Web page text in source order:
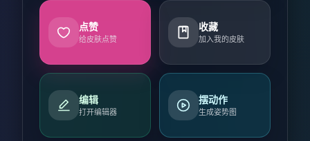
点赞
给皮肤点赞
收藏
加入我的皮肤
编辑
打开编辑器
摆动作
生成姿势图